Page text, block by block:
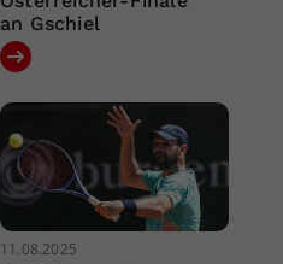
an Gschiel
11.08.2025